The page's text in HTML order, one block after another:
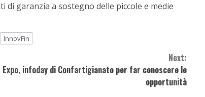
garanzia a sostegno delle piccole e medie
InnovFin
Next:
Expo, infoday di Confartigianato per far conoscere le
opportunità